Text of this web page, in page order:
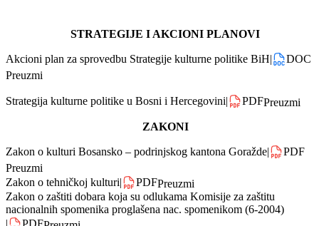
Akcioni plan za sprovedbu Strategije kulturne politike BiH
DOC
Zakon o kulturi Bosansko – podrinjskog kantona Goražde
Preuzmi
Zakon o tehničkoj kulturi